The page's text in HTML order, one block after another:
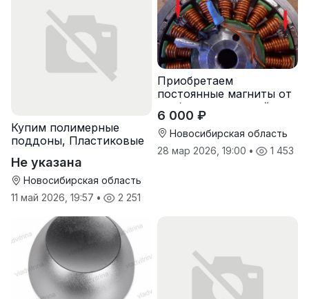
Купим полимерные
поддоны, Пластиковые
Не указана
Новосибирская область
11 май 2026, 19:57 • 2 251
Приобретаем
постоянные магниты от
разбора двигателей
6 000 ₽
Новосибирская область
28 мар 2026, 19:00 • 1 453